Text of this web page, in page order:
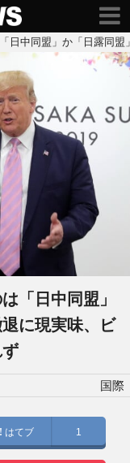
日中同盟」か「日露同
「日中同盟」
に現実味、ビ
国際
はてブ 1